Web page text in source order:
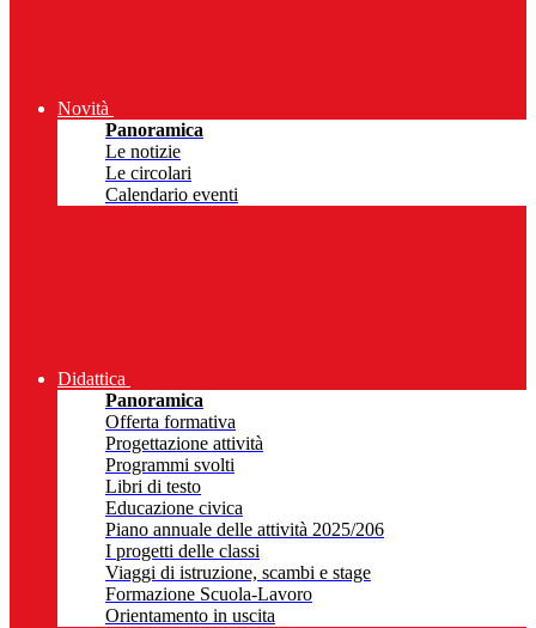
Novità
Panoramica
Le notizie
Le circolari
Calendario eventi
Didattica
Panoramica
Offerta formativa
Progettazione attività
Programmi svolti
Libri di testo
Educazione civica
Piano annuale delle attività 2025/206
I progetti delle classi
Viaggi di istruzione, scambi e stage
Formazione Scuola-Lavoro
Orientamento in uscita